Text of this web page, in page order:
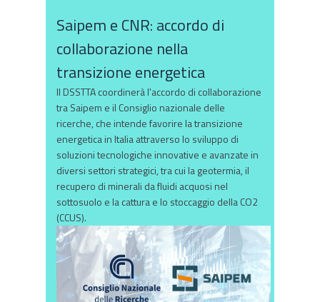
Saipem e CNR: accordo di
collaborazione nella
transizione energetica
Il DSSTTA coordinerà l'accordo di collaborazione
tra Saipem e il Consiglio nazionale delle
ricerche, che intende favorire la transizione
energetica in Italia attraverso lo sviluppo di
soluzioni tecnologiche innovative e avanzate in
diversi settori strategici, tra cui la geotermia, il
recupero di minerali da fluidi acquosi nel
sottosuolo e la cattura e lo stoccaggio della CO2
(CCUS).